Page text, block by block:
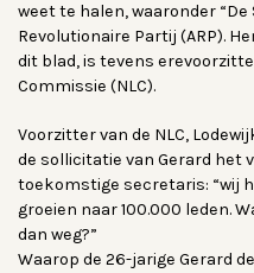
weet te halen, waaronder
Revolutionaire Partij (ARP).
dit blad, is tevens
Commissie (NLC).
Voorzitter van de NLC,
de sollicitatie van Gerard het
toekomstige secretaris: “wij
groeien naar 100.000 leden.
dan weg?”
Waarop de 26-jarige Gerard